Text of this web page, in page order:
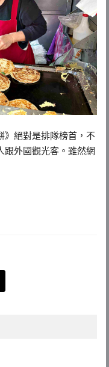
》絕對是排隊榜首，不
跟外國觀光客。雖然網